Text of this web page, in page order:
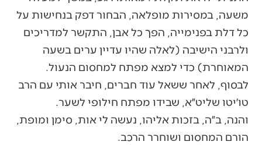
משעה, במסירות מופלאה, הבחור דפק בנחישות על
כל דלת בפנימייה, הפך כל אבן, התקשר למדריכים
ולרבני הישיבה (לאלה שהיו עדיין ערים בשעה
המאוחרת) כדי למצא מפתח למחסום הנעול.
לבסוף, לאחר ששאל עוד חברים, חיבר אותי עם הרב
טו׳יטו שליט״א, שבידו מפתח חילופי לשער.
והנה, ב״ה, בזכות אליהו, נעשה לי אות, סימן ומופת,
הורם המחסום ושוחרר הרכב.